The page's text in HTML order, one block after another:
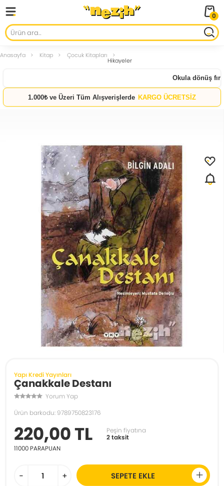
0
Anasayfa Kitap Çocuk Kitapları
Hikayeler
Okula dönüş
1.000₺ ve Üzeri Tüm Alışverişlerde KARGO ÜCRETSİZ
Yapı Kredi Yayınları
Çanakkale Destanı
Yorum Yap
Ürün barkodu: 9789750823176
220,00 TL
Peşin fiyatına
2 taksit
11000 PARAPUAN
- + SEPETE EKLE